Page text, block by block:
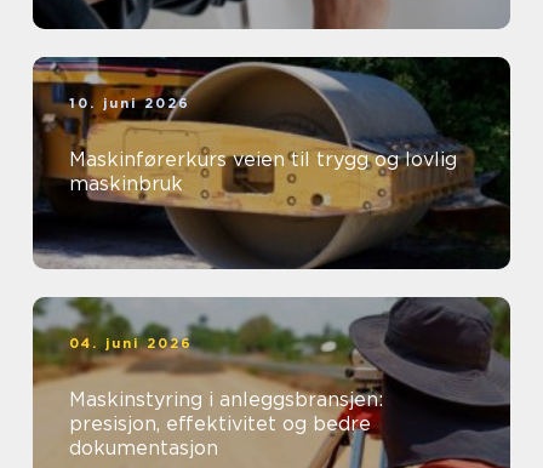
10. juni 2026
Maskinførerkurs veien til trygg og lovlig
maskinbruk
04. juni 2026
Maskinstyring i anleggsbransjen:
presisjon, effektivitet og bedre
dokumentasjon